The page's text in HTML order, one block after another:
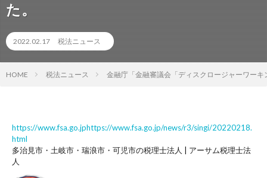
た。
2022.02.17 税法ニュース
HOME 税法ニュース 金融庁「金融審議会「ディスクロージャーワー
https://www.fsa.go.jphttps://www.fsa.go.jp/news/r3/singi/20220218.
html
多治見市・土岐市・瑞浪市・可児市の税理士法人 | アーサム税理士法
人